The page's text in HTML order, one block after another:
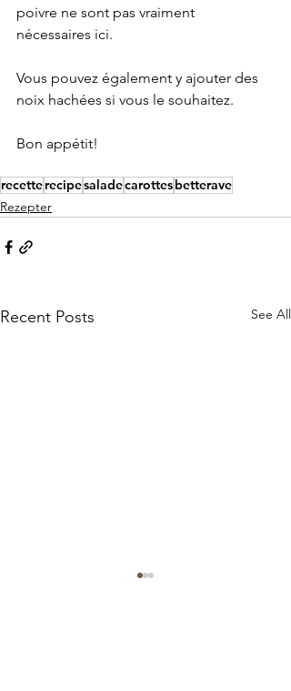
poivre ne sont pas vraiment
nécessaires ici.
Vous pouvez également y ajouter des
noix hachées si vous le souhaitez.
Bon appétit!
recetterecipesaladecarottesbetterave
Rezepter
Recent Posts See All